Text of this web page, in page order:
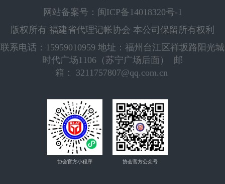
网站备案号：闽ICP备14018320号-1
版权所有 福建省代理记帐协会 本公司保留所有权利
联系电话：15959010959 地址：福州台江区祥坂路阳光城
时代广场1106（苏宁广场后面） 邮
箱： 3211757807@qq.com.cn
协会官方小程序 协会官方公众号